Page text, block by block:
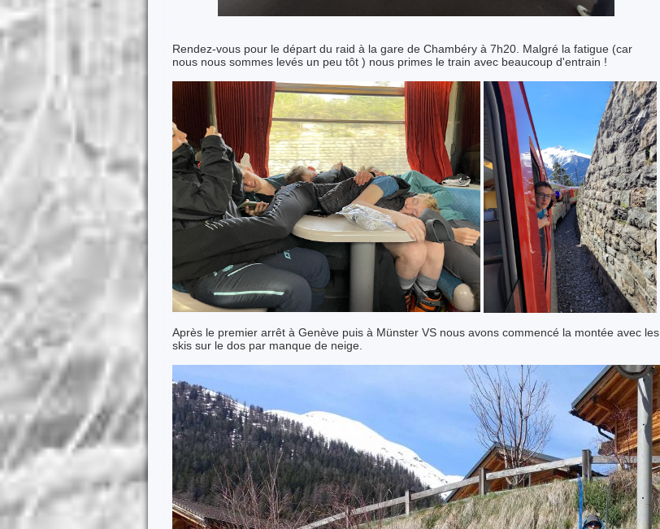
Rendez-vous pour le départ du raid à la gare de Chambéry à 7h20. Malgré la fatigue (car
nous nous sommes levés un peu tôt ) nous primes le train avec beaucoup d'entrain !
Après le premier arrêt à Genève puis à Münster VS nous avons commencé la montée avec les
skis sur le dos par manque de neige.